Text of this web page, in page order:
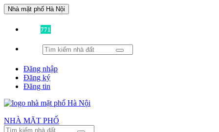
Nhà mặt phố Hà Nội
771
Đăng nhập
Đăng ký
Đăng tin
NHÀ MẶT PHỐ